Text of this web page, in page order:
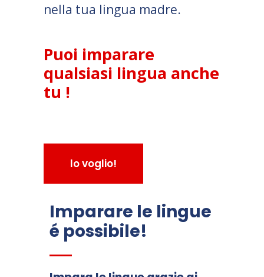
nella tua lingua madre.
Puoi imparare
qualsiasi lingua anche
tu !
lo voglio!
Imparare le lingue
é possibile!